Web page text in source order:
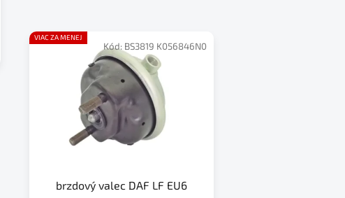
VIAC ZA MENEJ
brzdový valec DAF LF EU6
Kód: BS3819 K056846N0